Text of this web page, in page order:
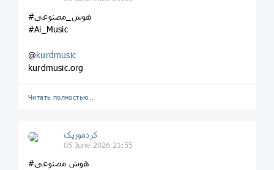
#هوش_مصنوعی
#Ai_Music
@kurdmusic
kurdmusic.org
Читать полностью…
کردموزیک
05 June 2026 21:55
#هوش مصنوعی